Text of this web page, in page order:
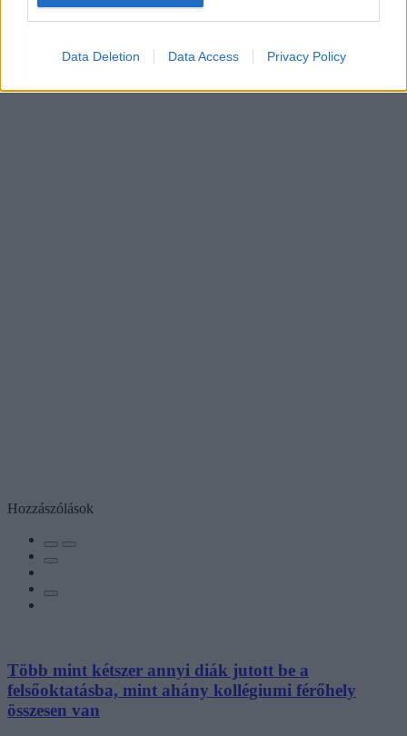
Data Deletion Data Access Privacy Policy
Hozzászólások
Több mint kétszer annyi diák jutott be a
felsőoktatásba, mint ahány kollégiumi férőhely
összesen van